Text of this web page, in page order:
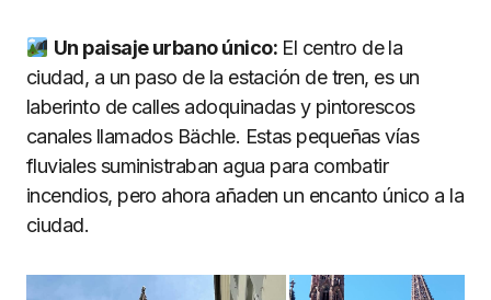
Un paisaje urbano único: El centro de la
ciudad, a un paso de la estación de tren, es un
laberinto de calles adoquinadas y pintorescos
canales llamados Bächle. Estas pequeñas vías
fluviales suministraban agua para combatir
incendios, pero ahora añaden un encanto único a la
ciudad.